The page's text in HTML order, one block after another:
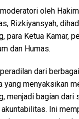
oleh
Rizkiyansyah,
para Ketua Kamar,
dan Humas.
dari
yang menyaksikan
menjadi bagian dari
Ini